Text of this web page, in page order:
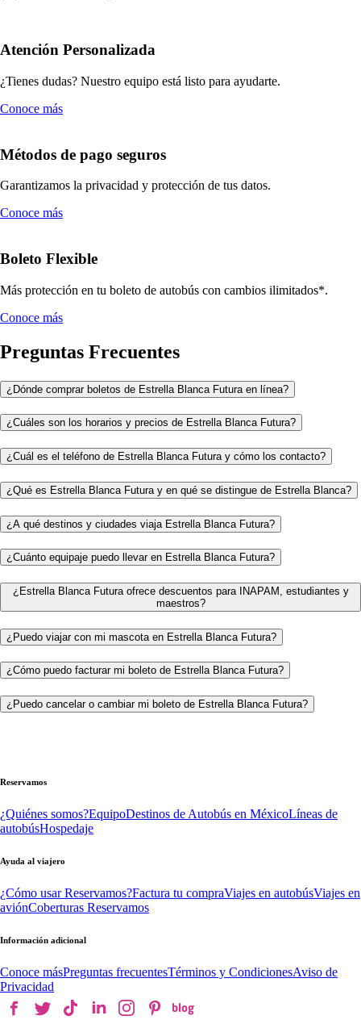
Atención Personalizada
¿Tienes dudas? Nuestro equipo está listo para ayudarte.
Conoce más
Métodos de pago seguros
Garantizamos la privacidad y protección de tus datos.
Conoce más
Boleto Flexible
Más protección en tu boleto de autobús con cambios ilimitados*.
Conoce más
Preguntas Frecuentes
¿Dónde comprar boletos de Estrella Blanca Futura en línea?
¿Cuáles son los horarios y precios de Estrella Blanca Futura?
¿Cuál es el teléfono de Estrella Blanca Futura y cómo los contacto?
¿Qué es Estrella Blanca Futura y en qué se distingue de Estrella Blanca?
¿A qué destinos y ciudades viaja Estrella Blanca Futura?
¿Cuánto equipaje puedo llevar en Estrella Blanca Futura?
¿Estrella Blanca Futura ofrece descuentos para INAPAM, estudiantes y
maestros?
¿Puedo viajar con mi mascota en Estrella Blanca Futura?
¿Cómo puedo facturar mi boleto de Estrella Blanca Futura?
¿Puedo cancelar o cambiar mi boleto de Estrella Blanca Futura?
Reservamos
¿Quiénes somos?EquipoDestinos de Autobús en MéxicoLíneas de
autobúsHospedaje
Ayuda al viajero
¿Cómo usar Reservamos?Factura tu compraViajes en autobúsViajes en
aviónCoberturas Reservamos
Información adicional
Conoce másPreguntas frecuentesTérminos y CondicionesAviso de
Privacidad